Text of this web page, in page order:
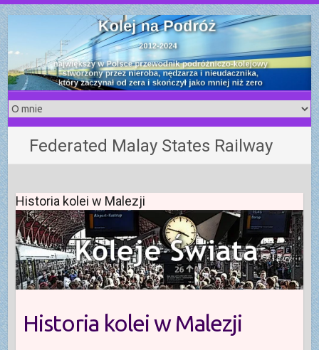
S
k
i
p
t
o
c
o
n
t
e
n
t
Federated Malay States Railway
Historia kolei w Malezji
Historia kolei w Malezji